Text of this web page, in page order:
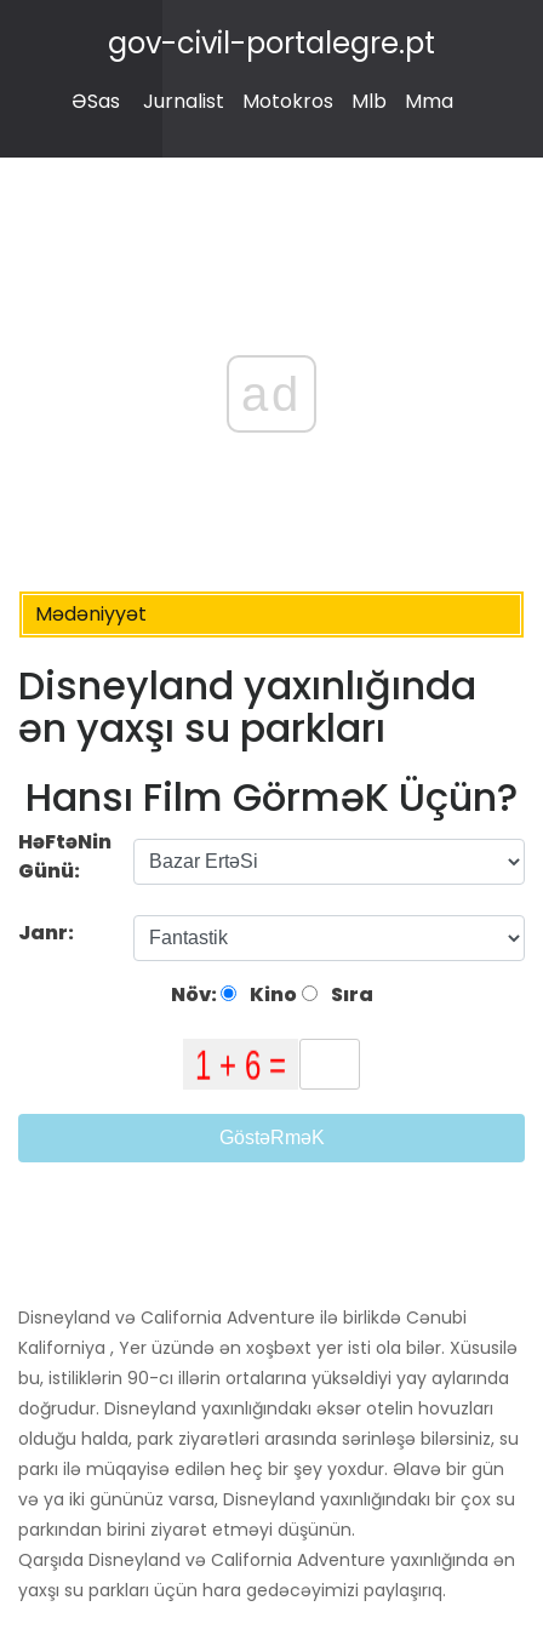
gov-civil-portalegre.pt
ƏSas Jurnalist Motokros Mlb Mma
ad
Mədəniyyət
Disneyland yaxınlığında
ən yaxşı su parkları
Hansı Film GörməK Üçün?
HəFtəNin
Günü:
Janr:
Növ: Kino Sıra
GöstəRməK
Disneyland və California Adventure ilə birlikdə Cənubi
Kaliforniya , Yer üzündə ən xoşbəxt yer isti ola bilər. Xüsusilə
bu, istiliklərin 90-cı illərin ortalarına yüksəldiyi yay aylarında
doğrudur. Disneyland yaxınlığındakı əksər otelin hovuzları
olduğu halda, park ziyarətləri arasında sərinləşə bilərsiniz, su
parkı ilə müqayisə edilən heç bir şey yoxdur. Əlavə bir gün
və ya iki gününüz varsa, Disneyland yaxınlığındakı bir çox su
parkından birini ziyarət etməyi düşünün.
Qarşıda Disneyland və California Adventure yaxınlığında ən
yaxşı su parkları üçün hara gedəcəyimizi paylaşırıq.